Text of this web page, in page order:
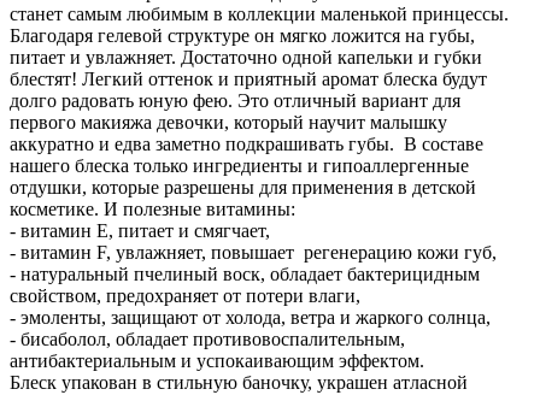
станет самым любимым в коллекции маленькой принцессы.
Благодаря гелевой структуре он мягко ложится на губы,
питает и увлажняет. Достаточно одной капельки и губки
блестят! Легкий оттенок и приятный аромат блеска будут
долго радовать юную фею. Это отличный вариант для
первого макияжа девочки, который научит малышку
аккуратно и едва заметно подкрашивать губы. В составе
нашего блеска только ингредиенты и гипоаллергенные
отдушки, которые разрешены для применения в детской
косметике. И полезные витамины:
- витамин Е, питает и смягчает,
- витамин F, увлажняет, повышает регенерацию кожи губ,
- натуральный пчелиный воск, обладает бактерицидным
свойством, предохраняет от потери влаги,
- эмоленты, защищают от холода, ветра и жаркого солнца,
- бисаболол, обладает противовоспалительным,
антибактериальным и успокаивающим эффектом.
Блеск упакован в стильную баночку, украшен атласной